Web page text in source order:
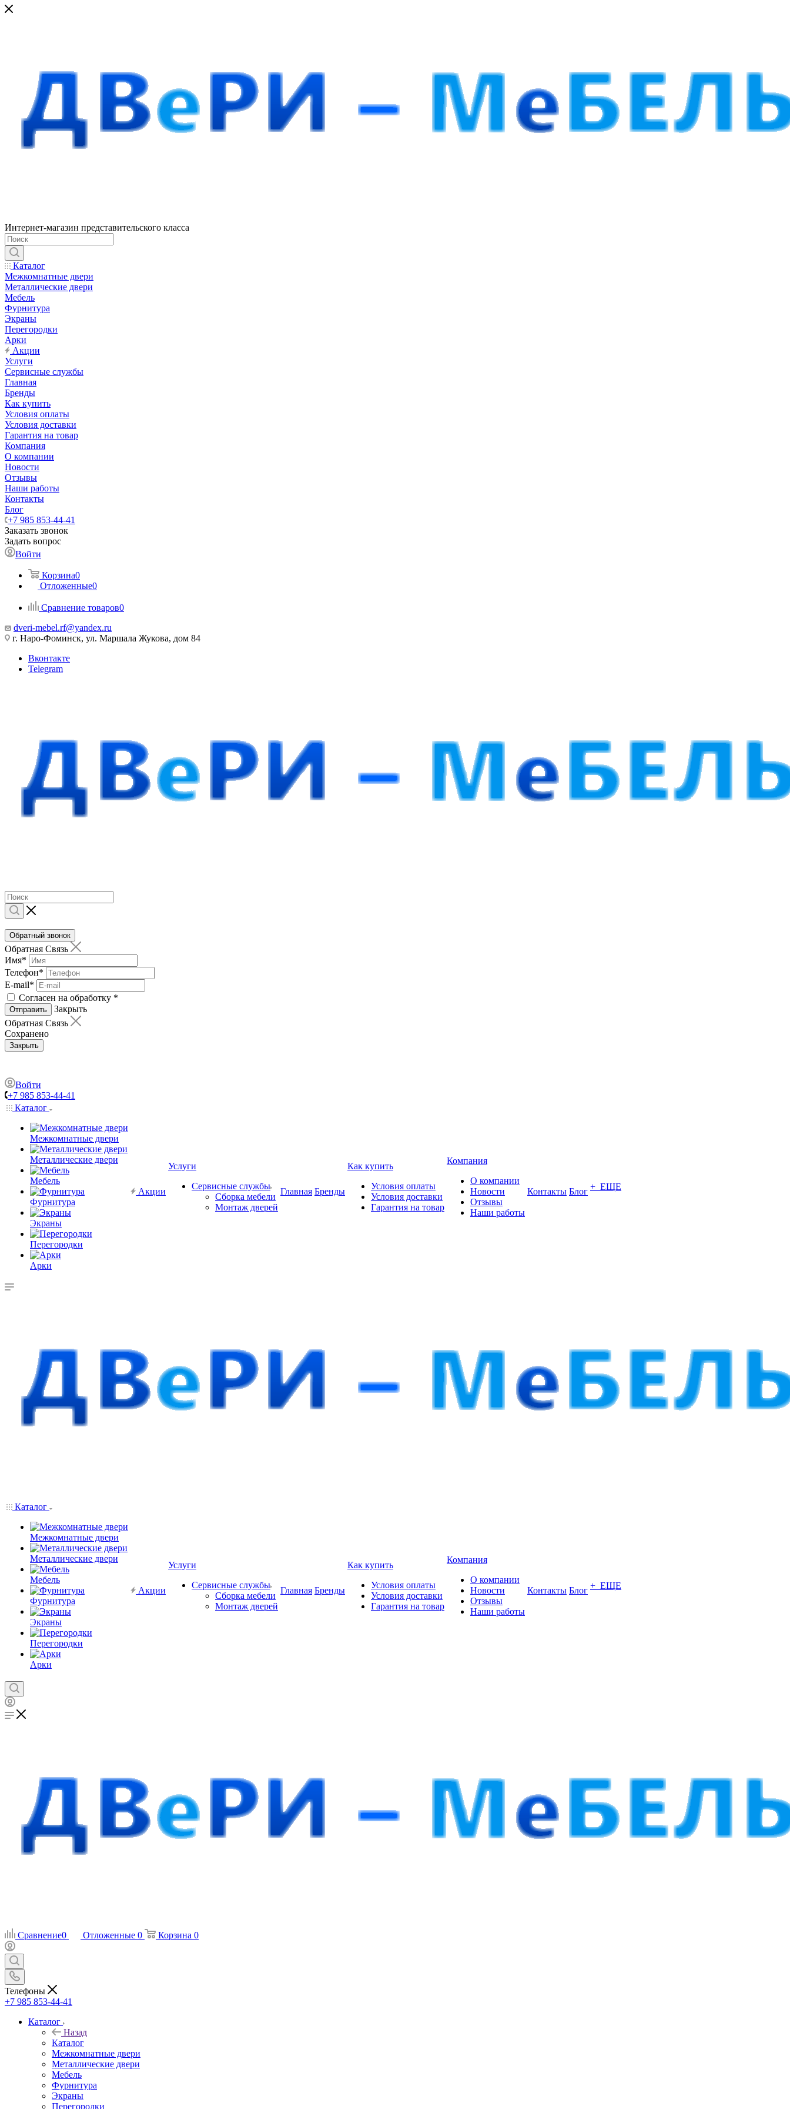
Интернет-магазин представительского класса
Каталог
Межкомнатные двери
Металлические двери
Мебель
Фурнитура
Экраны
Перегородки
Арки
Акции
Услуги
Сервисные службы
Главная
Бренды
Как купить
Условия оплаты
Условия доставки
Гарантия на товар
Компания
О компании
Новости
Отзывы
Наши работы
Контакты
Блог
+7 985 853-44-41
Заказать звонок
Задать вопрос
Войти
Корзина0
Отложенные0
Сравнение товаров0
dveri-mebel.rf@yandex.ru
г. Наро-Фоминск, ул. Маршала Жукова, дом 84
Вконтакте
Telegram
Обратный звонок
Обратная Связь
Имя*
Телефон*
E-mail*
Согласен на обработку *
Отправить
Закрыть
Обратная Связь
Сохранено
Закрыть
Войти
+7 985 853-44-41
Каталог
Межкомнатные двери
Металлические двери
Мебель
Фурнитура
Экраны
Перегородки
Арки
Акции
Услуги
Сервисные службы
Сборка мебели
Монтаж дверей
Главная Бренды
Как купить
Условия оплаты
Условия доставки
Гарантия на товар
Компания
О компании
Новости
Отзывы
Наши работы
Контакты Блог + ЕЩЕ
Каталог
Межкомнатные двери
Металлические двери
Мебель
Фурнитура
Экраны
Перегородки
Арки
Акции
Услуги
Сервисные службы
Сборка мебели
Монтаж дверей
Главная Бренды
Как купить
Условия оплаты
Условия доставки
Гарантия на товар
Компания
О компании
Новости
Отзывы
Наши работы
Контакты Блог + ЕЩЕ
Сравнение0 Отложенные 0 Корзина 0
Телефоны
+7 985 853-44-41
Каталог
Назад
Каталог
Межкомнатные двери
Металлические двери
Мебель
Фурнитура
Экраны
Перегородки